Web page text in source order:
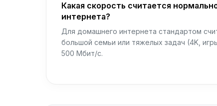
Какая скорость считается
интернета?
Для домашнего интернета стандартом
большой семьи или тяжелых задач (4K,
500 Мбит/с.